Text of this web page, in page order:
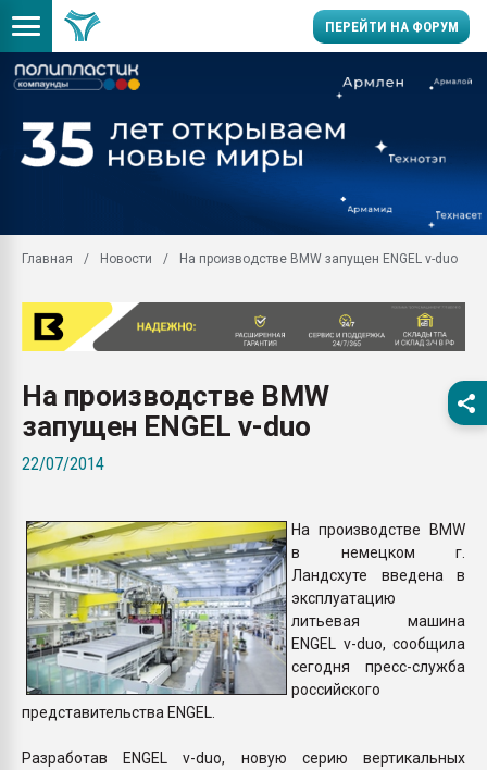
ПЕРЕЙТИ НА ФОРУМ
производство SPC
заводу пластмасс"
Помощь в подборе
Вакуум-формовочные
ближайшее
Подмосковье, Москва
первый план в
бутылок
ПЕРЕЙТИ НА
Главная Новости На производстве BMW запущен ENGEL v-duo
На производстве BMW
запущен ENGEL v-duo
22/07/2014
На производстве BMW
в немецком г.
Ландсхуте введена в
эксплуатацию
литьевая машина
ENGEL v-duo, сообщила
сегодня пресс-служба
российского
представительства ENGEL.
Разработав ENGEL v-duo, новую серию вертикальных